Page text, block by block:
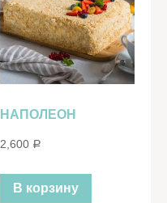
НАПОЛЕОН
2,600 Р
В корзину